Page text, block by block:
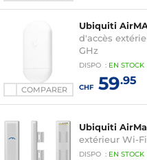
COMPARER
Ubiquiti
d'accès
GHz
DISPO : EN STOCK
CHF59.95
Ubiquiti
extérieur Wi-
DISPO : EN STOCK